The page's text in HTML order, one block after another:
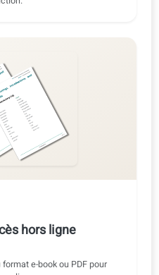
audio
ou réduite, avec ou sans